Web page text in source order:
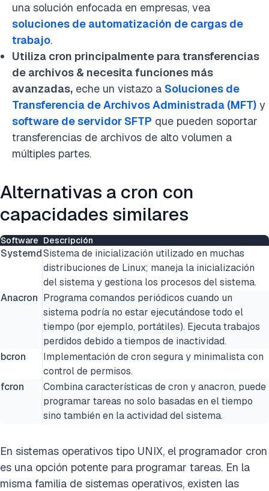
una solución enfocada en empresas, vea
soluciones de automatización de cargas de
trabajo.
Utiliza cron principalmente para transferencias
de archivos & necesita funciones más
avanzadas, eche un vistazo a Soluciones de
Transferencia de Archivos Administrada (MFT) y
software de servidor SFTP que pueden soportar
transferencias de archivos de alto volumen a
múltiples partes.
Alternativas a cron con
capacidades similares
Software Descripción
SystemdSistema de inicialización utilizado en muchas
distribuciones de Linux; maneja la inicialización
del sistema y gestiona los procesos del sistema.
Anacron Programa comandos periódicos cuando un
sistema podría no estar ejecutándose todo el
tiempo (por ejemplo, portátiles). Ejecuta trabajos
perdidos debido a tiempos de inactividad.
bcron
Implementación de cron segura y minimalista con
control de permisos.
fcron
Combina características de cron y anacron, puede
programar tareas no solo basadas en el tiempo
sino también en la actividad del sistema.
En sistemas operativos tipo UNIX, el programador cron
es una opción potente para programar tareas. En la
misma familia de sistemas operativos, existen las